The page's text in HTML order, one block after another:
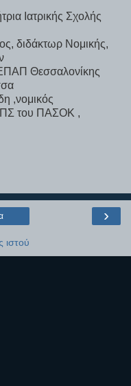
Ιατρικής Σχολής
διδάκτωρ Νομικής,
Θεσσαλονίκης
,νομικός
ΠΣ του ΠΑΣΟΚ ,
›
ιστού